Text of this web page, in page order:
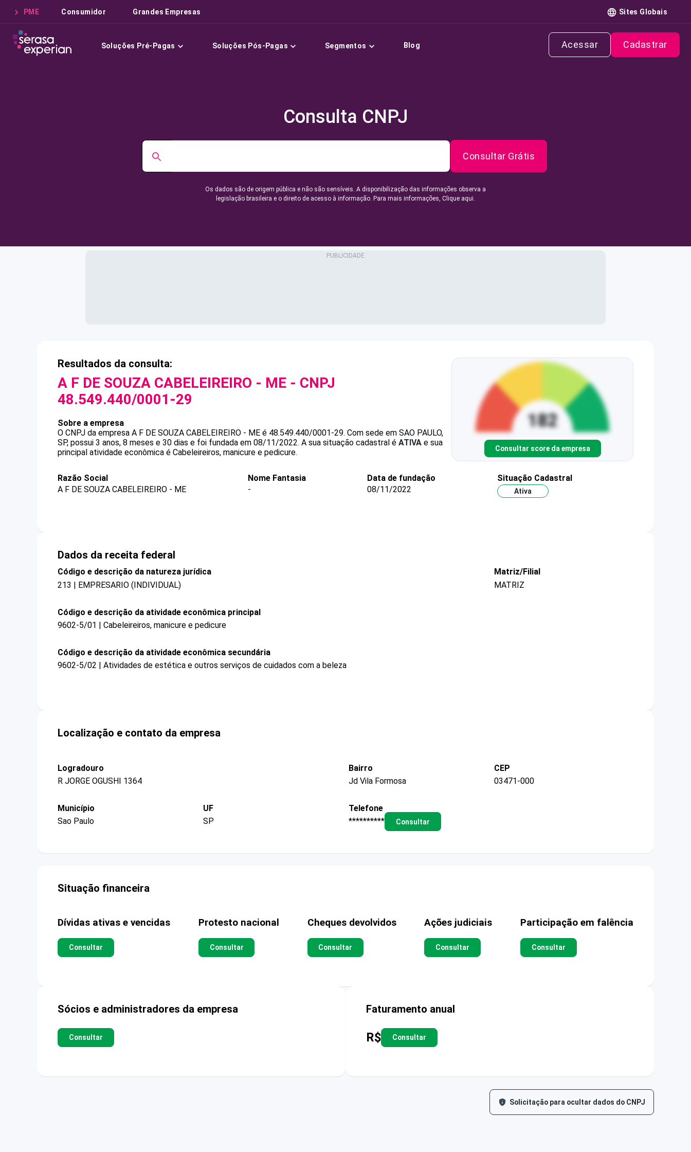
PME Consumidor Grandes Empresas Sites Globais
Soluções Pré-Pagas Soluções Pós-Pagas Segmentos Blog Acessar Cadastrar
Consulta CNPJ
Consultar Grátis
Os dados são de origem pública e não são sensíveis. A disponibilização das informações observa a
legislação brasileira e o direito de acesso à informação. Para mais informações, Clique aqui.
Resultados da consulta:
A F DE SOUZA CABELEIREIRO - ME - CNPJ
48.549.440/0001-29
Sobre a empresa
O CNPJ da empresa A F DE SOUZA CABELEIREIRO - ME é 48.549.440/0001-29. Com sede em SAO PAULO,
SP, possui 3 anos, 8 meses e 30 dias e foi fundada em 08/11/2022. A sua situação cadastral é ATIVA e sua
principal atividade econômica é Cabeleireiros, manicure e pedicure.
Consultar score da empresa
Razão Social
A F DE SOUZA CABELEIREIRO - ME
Nome Fantasia
-
Data de fundação
08/11/2022
Situação Cadastral
Ativa
Dados da receita federal
Código e descrição da natureza jurídica
213 | EMPRESARIO (INDIVIDUAL)
Matriz/Filial
MATRIZ
Código e descrição da atividade econômica principal
9602-5/01 | Cabeleireiros, manicure e pedicure
Código e descrição da atividade econômica secundária
9602-5/02 | Atividades de estética e outros serviços de cuidados com a beleza
Localização e contato da empresa
Logradouro
R JORGE OGUSHI 1364
Bairro
Jd Vila Formosa
CEP
03471-000
Município
Sao Paulo
UF
SP
Telefone
**********
Consultar
Situação financeira
Dívidas ativas e vencidas
Consultar
Protesto nacional
Consultar
Cheques devolvidos
Consultar
Ações judiciais
Consultar
Participação em falência
Consultar
Sócios e administradores da empresa
Consultar
Faturamento anual
R$ Consultar
Solicitação para ocultar dados do CNPJ